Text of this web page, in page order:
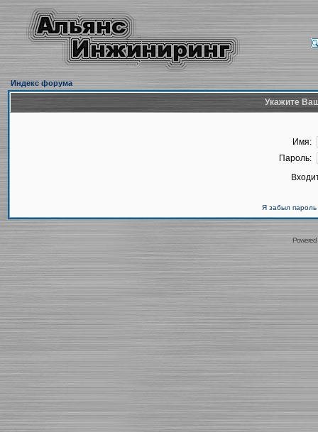
Индекс форума
Укажите
Имя:
Пароль:
Я забыл пароль